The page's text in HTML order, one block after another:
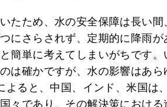
たため、水の安全保障は長い間
にさらされず、定期的に降雨
簡単に考えてしまいがちです
は確かですが、水の影響はあら
よると、中国、インド、米国は
々であり、その解決策における